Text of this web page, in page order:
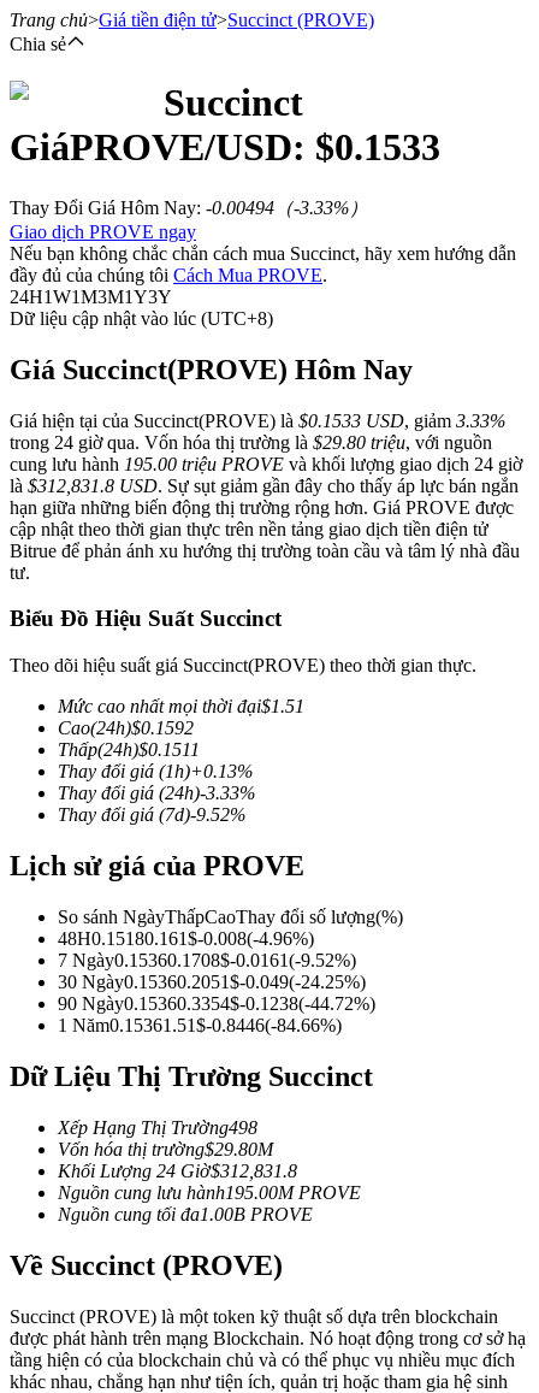
USDT Futures
TradFi
Phái sinh cổ phiếu, ngoại hối, kim loại quý và hàng hóa
USDC Futures vĩnh cửu
Sao chép Giao dịch
Trang chủ>Giá tiền điện tử>Succinct (PROVE)
Chia sẻ
Succinct
GiáPROVE/USD: $0.1533
Thay Đổi Giá Hôm Nay: -0.00494 （-3.33%）
Giao dịch PROVE ngay
Nếu bạn không chắc chắn cách mua Succinct, hãy xem hướng dẫn
đầy đủ của chúng tôi Cách Mua PROVE.
24H1W1M3M1Y3Y
Dữ liệu cập nhật vào lúc (UTC+8)
Giá Succinct(PROVE) Hôm Nay
Giá hiện tại của Succinct(PROVE) là $0.1533 USD, giảm 3.33%
trong 24 giờ qua. Vốn hóa thị trường là $29.80 triệu, với nguồn
cung lưu hành 195.00 triệu PROVE và khối lượng giao dịch 24 giờ
là $312,831.8 USD. Sự sụt giảm gần đây cho thấy áp lực bán ngắn
hạn giữa những biến động thị trường rộng hơn. Giá PROVE được
cập nhật theo thời gian thực trên nền tảng giao dịch tiền điện tử
Bitrue để phản ánh xu hướng thị trường toàn cầu và tâm lý nhà đầu
tư.
Biểu Đồ Hiệu Suất Succinct
Theo dõi hiệu suất giá Succinct(PROVE) theo thời gian thực.
Mức cao nhất mọi thời đại$1.51
Cao(24h)$0.1592
Thấp(24h)$0.1511
Thay đổi giá (1h)+0.13%
Thay đổi giá (24h)-3.33%
Thay đổi giá (7d)-9.52%
Lịch sử giá của PROVE
So sánh NgàyThấpCaoThay đổi số lượng(%)
48H0.15180.161$-0.008(-4.96%)
7 Ngày0.15360.1708$-0.0161(-9.52%)
30 Ngày0.15360.2051$-0.049(-24.25%)
90 Ngày0.15360.3354$-0.1238(-44.72%)
1 Năm0.15361.51$-0.8446(-84.66%)
Dữ Liệu Thị Trường Succinct
Xếp Hạng Thị Trường498
Vốn hóa thị trường$29.80M
Khối Lượng 24 Giờ$312,831.8
Nguồn cung lưu hành195.00M PROVE
Nguồn cung tối đa1.00B PROVE
Về Succinct (PROVE)
Succinct (PROVE) là một token kỹ thuật số dựa trên blockchain
được phát hành trên mạng Blockchain. Nó hoạt động trong cơ sở hạ
tầng hiện có của blockchain chủ và có thể phục vụ nhiều mục đích
khác nhau, chẳng hạn như tiện ích, quản trị hoặc tham gia hệ sinh